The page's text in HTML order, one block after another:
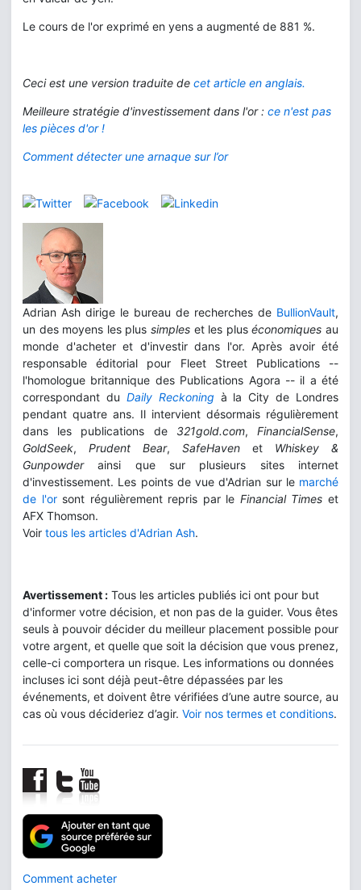
Le cours de l'or exprimé en yens a augmenté de 881 %.
Ceci est une version traduite de cet article en anglais.
Meilleure stratégie d'investissement dans l'or : ce n'est pas
les pièces d'or !
Comment détecter une arnaque sur l’or
Adrian Ash dirige le bureau de recherches de BullionVault,
un des moyens les plus simples et les pluséconomiquesau
monde d'acheter et d'investir dans l'or. Après avoir été
responsable éditorial pour Fleet Street Publications --
l'homologue britannique des Publications Agora -- il a été
correspondant du Daily Reckoning à la City de Londres
pendant quatre ans. Il intervient désormais régulièrement
dans les publications de 321gold.com,FinancialSense,
GoldSeek, Prudent Bear, SafeHaven et Whiskey &
Gunpowderainsi que sur plusieurs sites internet
d'investissement. Les points de vue d'Adrian sur le marché
de l'orsont régulièrement repris par le Financial Times et
AFX Thomson.
Voir tous les articles d'Adrian Ash.
Avertissement : Tous les articles publiés ici ont pour but
d'informer votre décision, et non pas de la guider. Vous êtes
seuls à pouvoir décider du meilleur placement possible pour
votre argent, et quelle que soit la décision que vous prenez,
celle-ci comportera un risque. Les informations ou données
incluses ici sont déjà peut-être dépassées par les
événements, et doivent être vérifiées d’une autre source, au
cas où vous décideriez d’agir. Voir nos termes et conditions.
Comment acheter